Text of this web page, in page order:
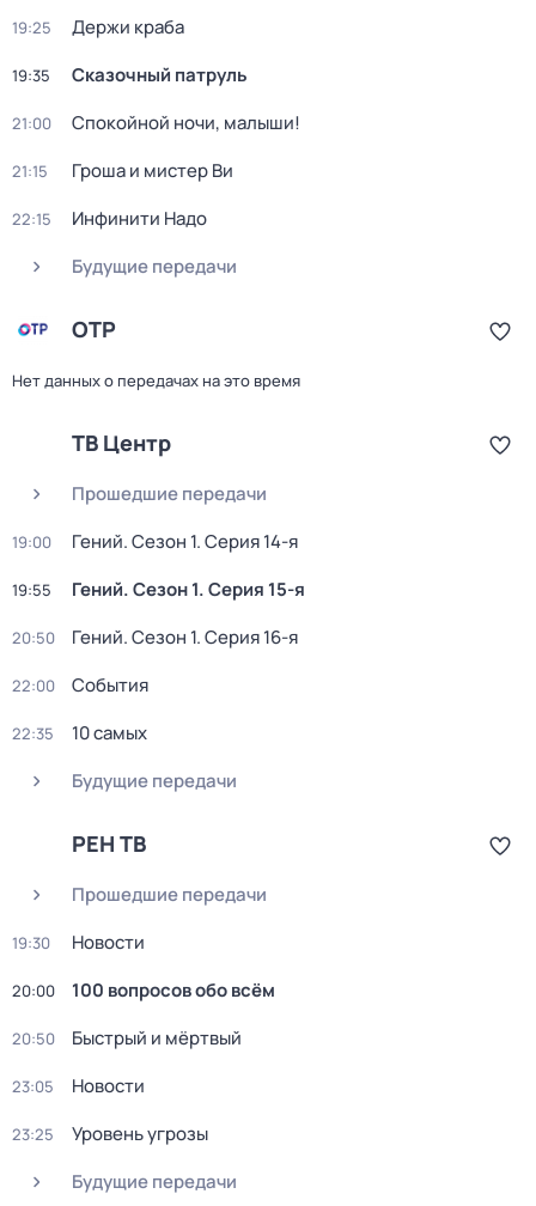
19:25 Держи краба
19:35 Сказочный патруль
21:00 Спокойной ночи, малыши!
21:15 Гроша и мистер Ви
22:15
Инфинити Надо
Будущие передачи
ОТР
Нет данных о передачах на это время
ТВ Центр
Прошедшие передачи
19:00 Гений. Сезон 1. Серия 14-я
19:55 Гений. Сезон 1. Серия 15-я
20:50 Гений. Сезон 1. Серия 16-я
22:00 События
22:35
10 самых
Будущие передачи
РЕН ТВ
Прошедшие передачи
19:30 Новости
20:00 100 вопросов обо всём
20:50 Быстpый и мёpтвый
23:05 Новости
23:25
Уровень угрозы
Будущие передачи